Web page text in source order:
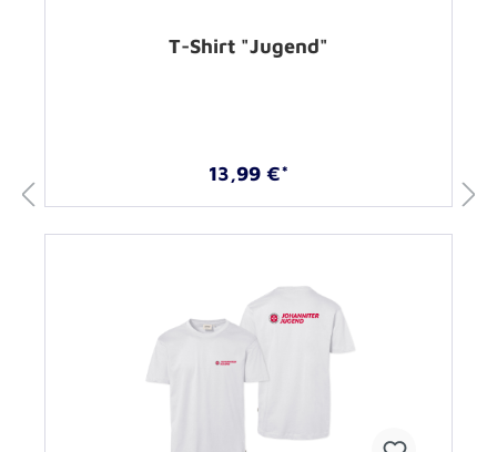
T-Shirt "Jugend"
13,99 €*